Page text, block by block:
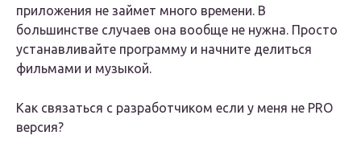
приложения не займет много времени. В
большинстве случаев она вообще не нужна. Просто
устанавливайте программу и начните делиться
фильмами и музыкой.
Как связаться с разработчиком если у меня не PRO
версия?